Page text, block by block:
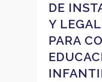
DE
Y
PARA